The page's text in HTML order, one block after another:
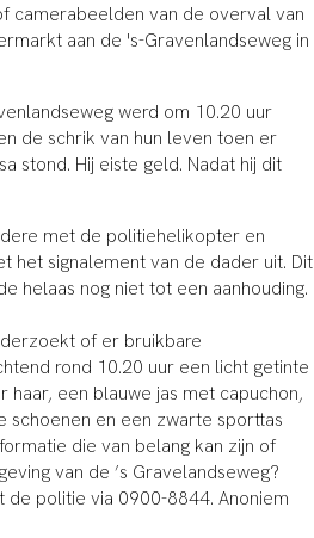
camerabeelden van de overval van
aan de 's-Gravenlandseweg in
werd om 10.20 uur
de schrik van hun leven toen er
stond. Hij eiste geld. Nadat hij dit
met de politiehelikopter en
het signalement van de dader uit. Dit
helaas nog niet tot een aanhouding.
of er bruikbare
rond 10.20 uur een licht getinte
een blauwe jas met capuchon,
en een zwarte sporttas
die van belang kan zijn of
van de ’s Gravelandseweg?
de politie via 0900-8844. Anoniem